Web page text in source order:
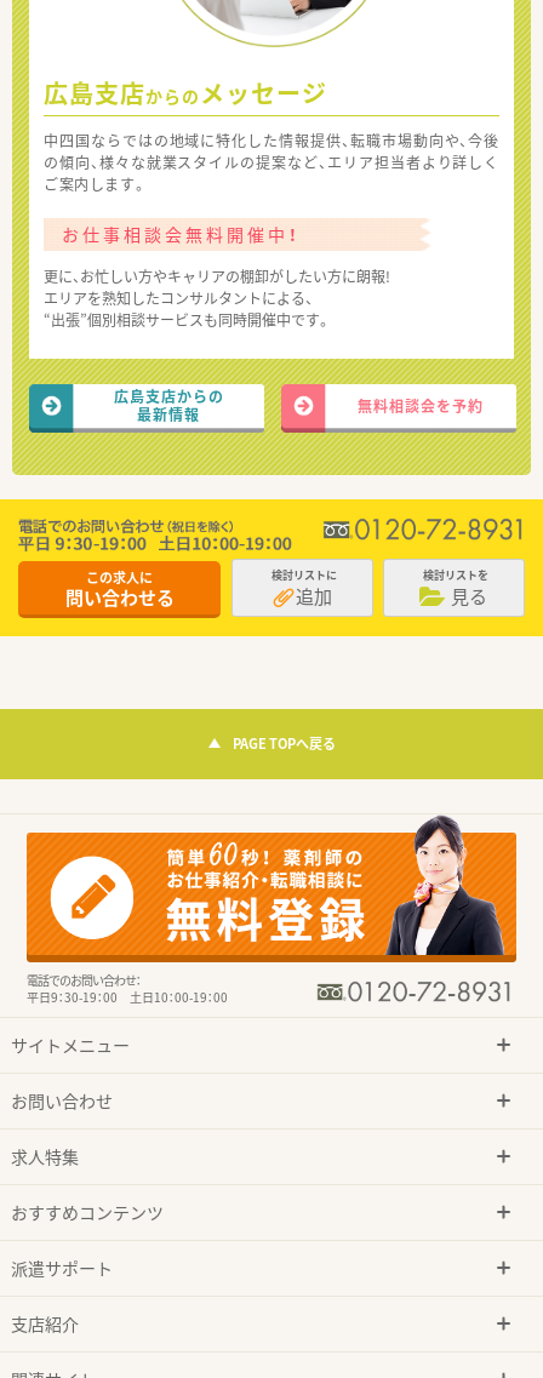
広島支店からの メッセージ
中四国ならではの地域に特化した情報提供、転職市場動向や、今後
の傾向、様々な就業スタイルの提案など、エリア担当者より詳しく
ご案内します。
お仕事相談会無料開催中！
更に、お忙しい方やキャリアの棚卸がしたい方に朗報!
エリアを熟知したコンサルタントによる、
“出張”個別相談サービスも同時開催中です。
広島支店からの
最新情報
無料相談会を予約
この求人に
問い合わせる
検討リストに
追加
検討リストを
見る
PAGE TOPへ戻る
電話でのお問い合わせ：
平日9：30-19：00 土日10：00-19：00
サイトメニュー
お問い合わせ
求人特集
おすすめコンテンツ
派遣サポート
支店紹介